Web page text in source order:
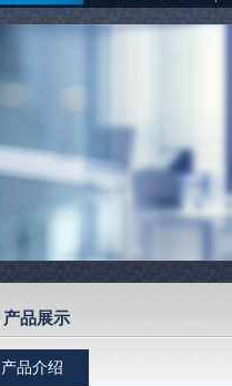
产品展示
产品介绍